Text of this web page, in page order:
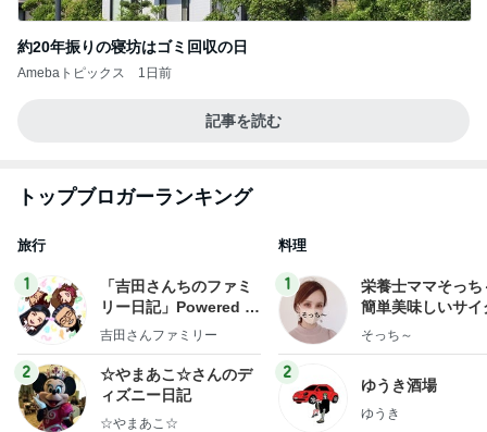
約20年振りの寝坊はゴミ回収の日
Amebaトピックス 1日前
記事を読む
トップブロガーランキング
旅行
1
「吉田さんちのファミ
リー日記」Powered b
y Ameba 吉田さんファ
ログ
吉田さんファミリー
2
☆やまあこ☆さんのデ
ィズニー日記
☆やまあこ☆
料理
1
栄養士ママそっち
簡単美味しいサイ
献立
そっち～
2
ゆうき酒場
ゆうき